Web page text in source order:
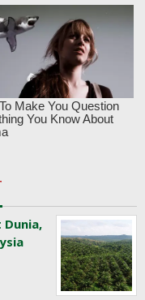
Dunia,